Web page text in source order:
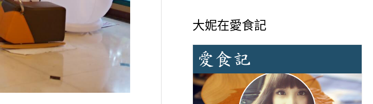
大妮在愛食記